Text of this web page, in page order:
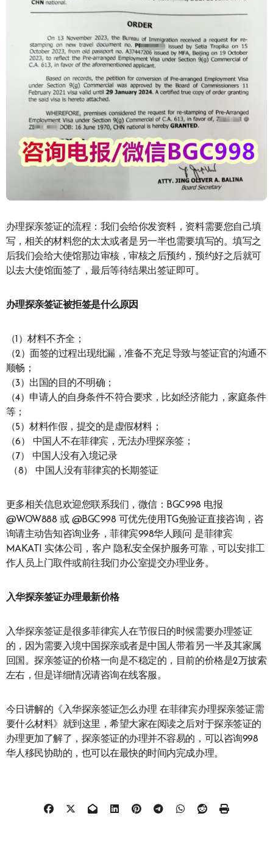
办理探亲签证的流程：我们会给你发资料，资料需要您自己填
写，相关的材料您的太太或者是另一半也需要填写的。填写之
后我们会给大使馆那边审核，审核之后预约，预约好之后就可
以去大使馆面签了，最后等待结果出签证即可。
办理探亲签证被拒签是什么原因
（1）材料不齐全；
（2）面签的过程出现纰漏，准备不充足导致与签证官的沟通不
顺畅；
（3）出国的目的不明确；
（4）申请人的自身条件不符合要求，比如经济能力，家庭条件
等；
（5）材料作假，提交的是虚假材料；
（6） 中国人不在菲律宾，无法办理探亲签；
（7） 中国人没有入境记录
（8） 中国人没有菲律宾的长期签证
更多相关信息欢迎您联系我们，微信：BGC998 电报
@WOW888 或 @BGC998 可优先使用TG免验证直接咨询，咨
询请主动告知咨询业务，菲律宾998华人顾问 是菲律宾
MAKATI 实体公司，客户 隐私安全保护服务可靠，可以安排工
作人员上门取件或前往我们办公室提交办理业务。
入华探亲签证办理最新价格
入华探亲签证是很多菲律宾人在节假日的时候需要办理签证
的，因为需要入境中国探亲或者是中国人带着另一半及其家属
回国。探亲签证的价格一向是不稳定的，目前的价格是2万披索
左右，但是详细情况请咨询在线客服。
今日讲解的《入华探亲签证怎么办理 在菲律宾办理探亲签证需
要什么材料》就到这里，希望大家在阅读之后对于探亲签证的
办理更加了解了，探亲签证的办理并不容易的，可以咨询998
华人移民协助的，也可以在最快的时间内完成办理。